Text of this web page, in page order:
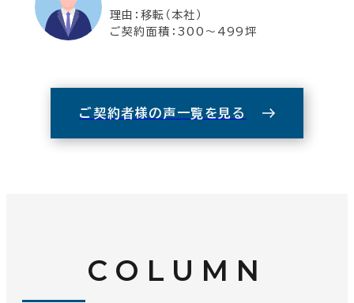
理由：移転（本社）
ご契約面積：300～499坪
ご契約者様の声一覧を見る
COLUMN